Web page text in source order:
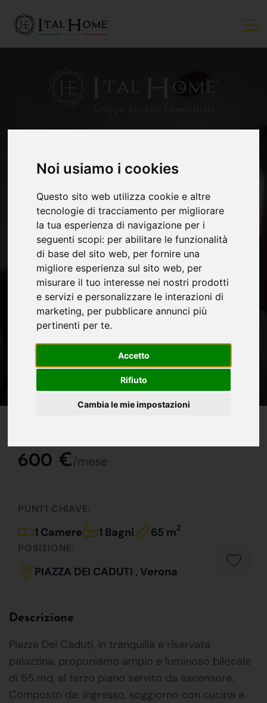
Noi usiamo i cookies
Questo sito web utilizza cookie e altre
tecnologie di tracciamento per migliorare
la tua esperienza di navigazione per i
seguenti scopi: per abilitare le funzionalità
di base del sito web, per fornire una
migliore esperienza sul sito web, per
misurare il tuo interesse nei nostri prodotti
e servizi e personalizzare le interazioni di
marketing, per pubblicare annunci più
pertinenti per te.
Accetto
Rifiuto
Cambia le mie impostazioni
VENDUTO
600 €/mese
PUNTI CHIAVE:
1 Camere 1 Bagni 65 m2
POSIZIONE:
PIAZZA DEI CADUTI , Verona
Descrizione
Piazza Dei Caduti, in tranquilla e riservata
palazzina, proponiamo ampio e luminoso bilocale
di 65 mq, al terzo piano servito da ascensore.
Composto da: ingresso, soggiorno con cucina a